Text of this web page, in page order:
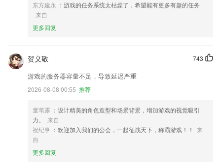
东方建永 ：游戏的任务系统太枯燥了，希望能有更多有趣的任务
来自
更多回复
743
贺义敬
游戏的服务器容量不足，导致延迟严重
2026-08-08 00:55 推荐
童苇露 ：设计精美的角色造型和场景背景，增加游戏的视觉吸引
力。
来自
祝纪亨 ：欢迎加入我们的公会，一起征战天下，称霸游戏！！
来
自
更多回复